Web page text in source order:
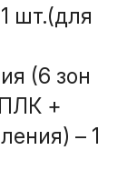
шт.(для
(6 зон
+
– 1